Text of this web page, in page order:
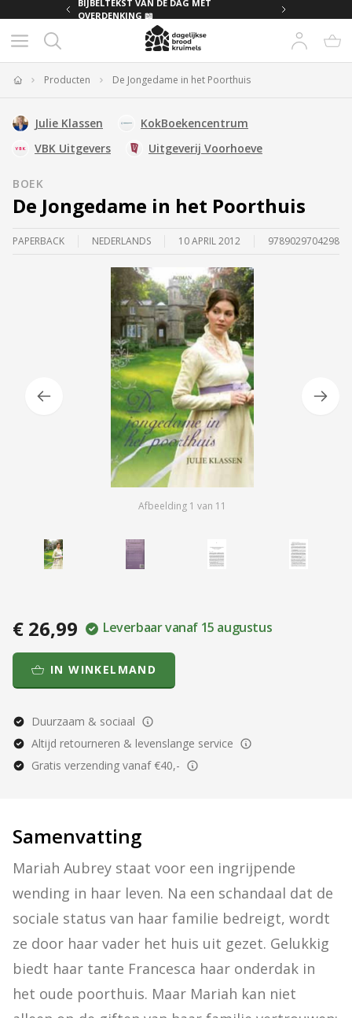
BIJBELTEKST VAN DE DAG MET
OVERDENKING 📖
Producten De Jongedame in het Poorthuis
Julie Klassen
KokBoekencentrum
VBK Uitgevers
Uitgeverij Voorhoeve
BOEK
De Jongedame in het Poorthuis
PAPERBACK NEDERLANDS 10 APRIL 2012 9789029704298
Afbeelding 1 van 11
€ 26,99 Leverbaar vanaf 15 augustus
IN WINKELMAND
Duurzaam & sociaal
Altijd retourneren & levenslange service
Gratis verzending vanaf €40,-
Samenvatting
Mariah Aubrey staat voor een ingrijpende
wending in haar leven. Na een schandaal dat de
sociale status van haar familie bedreigt, wordt
ze door haar vader het huis uit gezet. Gelukkig
biedt haar tante Francesca haar onderdak in
het oude poorthuis. Maar Mariah kan niet